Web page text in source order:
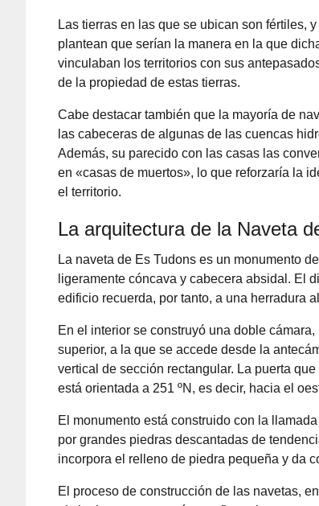
Las tierras en las que se ubican son fértiles,
plantean que serían la manera en la que
vinculaban los territorios con sus
de la propiedad de estas tierras.
Cabe destacar también que la mayoría de
las cabeceras de algunas de las cuencas
Además, su parecido con las casas las
en «casas de muertos», lo que reforzaría la
el territorio.
La arquitectura de la Naveta
La naveta de Es Tudons es un monumento
ligeramente cóncava y cabecera absidal. El
edificio recuerda, por tanto, a una herradura
En el interior se construyó una doble
superior, a la que se accede desde la
vertical de sección rectangular. La puerta
está orientada a 251 ºN, es decir, hacia el
El monumento está construido con la
por grandes piedras descantadas de
incorpora el relleno de piedra pequeña y da
El proceso de construcción de las navetas,